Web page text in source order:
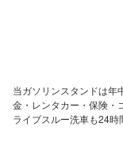
当ガソリンスタンドは年
金・レンタカー・保険・
ライブスルー洗車も24時